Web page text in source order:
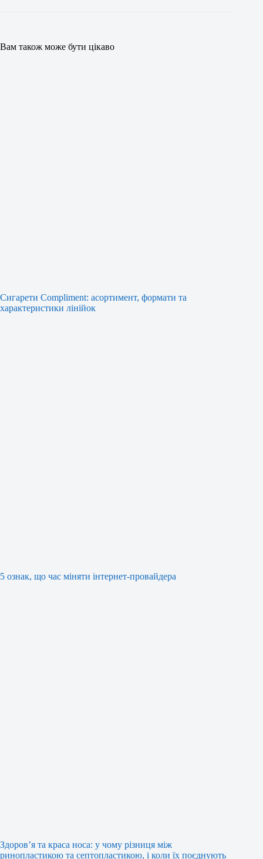
Вам також може бути цікаво
Сигарети Compliment: асортимент, формати та
характеристики лінійок
5 ознак, що час міняти інтернет-провайдера
Здоров’я та краса носа: у чому різниця між
ринопластикою та септопластикою, і коли їх поєднують